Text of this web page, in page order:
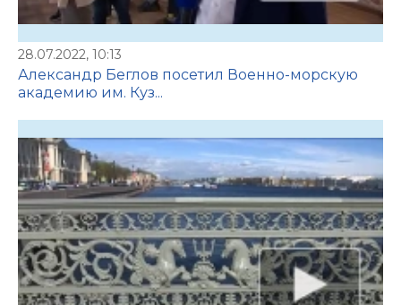
28.07.2022, 10:13
Александр Беглов посетил Военно-морскую
академию им. Куз...